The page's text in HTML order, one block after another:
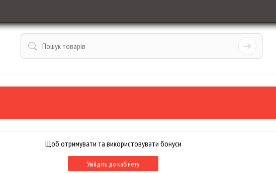
Щоб отримувати та використовувати бонуси
Увійдіть до кабінету